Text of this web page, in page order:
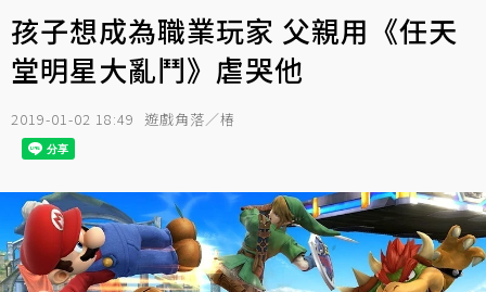
孩子想成為職業玩家 父親用《任天
堂明星大亂鬥》虐哭他
2019-01-02 18:49 遊戲角落／椿